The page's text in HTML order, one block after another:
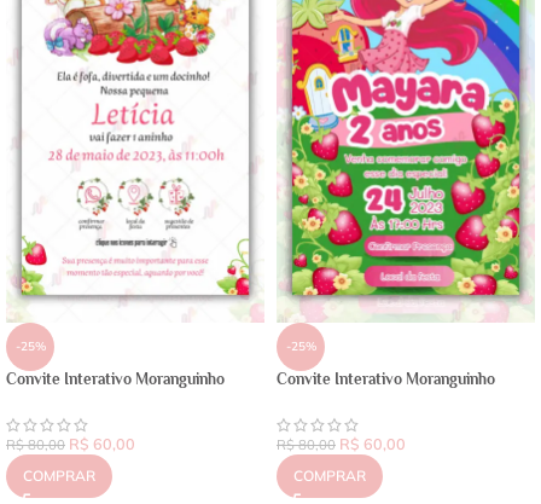
-25%
Convite Interativo Moranguinho
R$80,00 R$ 60,00
COMPRAR
-25%
Convite Interativo Moranguinho
R$80,00 R$ 60,00
COMPRAR